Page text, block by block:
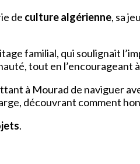
de culture algérienne, sa
familial, qui soulignait
tout en l’encourageant
à Mourad de naviguer
découvrant comment
.